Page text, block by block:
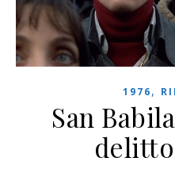
1976,
San